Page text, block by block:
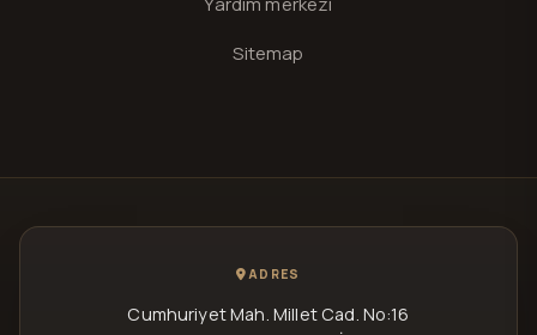
Sitemap
ADRES
Cumhuriyet Mah. Millet Cad. No:16